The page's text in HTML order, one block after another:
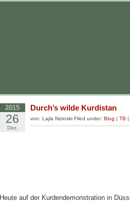
2015
26
Dez.
Durch’s wilde Kurdistan
von: Lajla Nizinski Filed under: Blog | TB |
Heute auf der Kurdendemonstration in